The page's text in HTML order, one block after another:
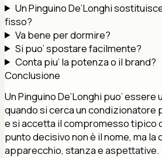
Un Pinguino De’Longhi
fisso?
Va bene per dormire?
Si puo’ spostare facilmente?
Conta piu’ la potenza o il brand?
Conclusione
Un Pinguino De’Longhi puo’ essere
quando si cerca un condizionatore
e si accetta il compromesso tipico
punto decisivo non è il nome, ma la
apparecchio, stanza e aspettative.